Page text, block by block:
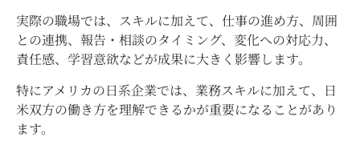
実際の職場では、スキルに加えて、仕事の進め方、周囲
との連携、報告・相談のタイミング、変化への対応力、
責任感、学習意欲などが成果に大きく影響します。
特にアメリカの日系企業では、業務スキルに加えて、日
米双方の働き方を理解できるかが重要になることがあり
ます。